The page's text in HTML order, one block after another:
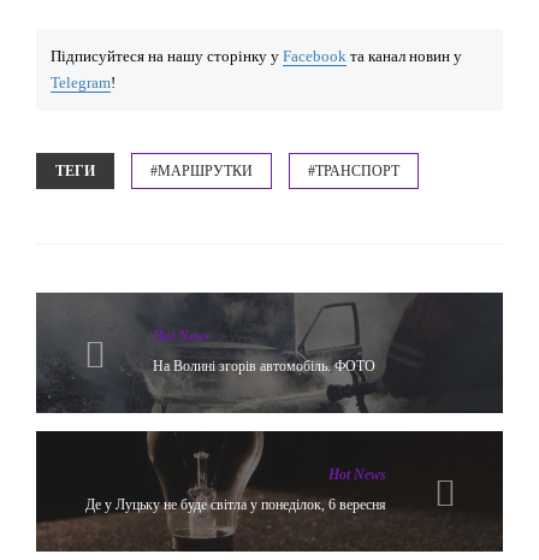
Підписуйтеся на нашу сторінку у Facebook та канал новин у
Telegram!
ТЕГИ #МАРШРУТКИ #ТРАНСПОРТ
Hot News
На Волині згорів автомобіль. ФОТО
Hot News
Де у Луцьку не буде світла у понеділок, 6 вересня